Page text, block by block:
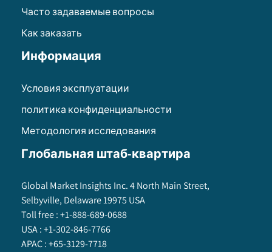
Часто задаваемые вопросы
Как заказать
Информация
Условия эксплуатации
политика конфиденциальности
Методология исследования
Глобальная штаб-квартира
Global Market Insights Inc. 4 North Main Street,
Selbyville, Delaware 19975 USA
Toll free :+1-888-689-0688
USA :+1-302-846-7766
APAC :+65-3129-7718